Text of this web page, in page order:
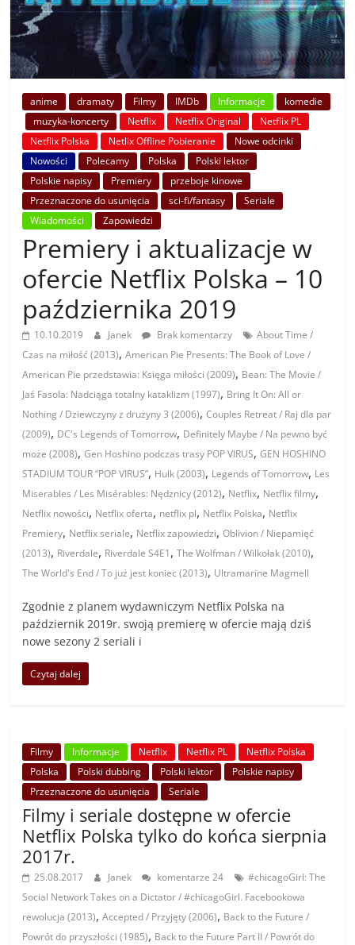
anime dramaty Filmy IMDb Informacje
komedie
muzyka-koncerty
Netflix Netflix Original
Netflix PL
Netflix Polska
Netlix Offline Pobieranie
Nowe odcinki
Nowości
Polecamy Polska
Polski lektor
Polskie napisy
Premiery
przeboje kinowe
Przeznaczone do usunięcia
sci-fi/fantasy
Seriale
Wiadomości
Zapowiedzi
Premiery i aktualizacje w
ofercie Netflix Polska – 10
października 2019
10.10.2019 Janek Brak komentarzy
About Time /
Czas na miłość (2013),American Pie Presents: The Book of Love /
American Pie przedstawia: Księga miłości (2009), Bean: The Movie /
Jaś Fasola: Nadciąga totalny kataklizm (1997), Bring It On: All or
Nothing / Dziewczyny z drużyny 3 (2006),Couples Retreat / Raj dla par
(2009), DC's Legends of Tomorrow, Definitely Maybe / Na pewno być
może (2008),Gen Hoshino podczas trasy POP VIRUS,GEN HOSHINO
STADIUM TOUR “POP VIRUS”, Hulk (2003), Legends of Tomorrow, Les
Miserables / Les Misérables: Nędznicy (2012), Netflix, Netflix filmy,
Netflix nowości, Netflix oferta, netflix pl, Netflix Polska, Netflix
Premiery, Netflix seriale, Netflix zapowiedzi,Oblivion / Niepamięć
(2013), Riverdale, Riverdale S4E1,The Wolfman / Wilkołak (2010),
The World's End / To już jest koniec (2013), Ultramarine Magmell
Zgodnie z planem wydawniczym Netflix Polska na
październik 2019r. swoją premierę w ofercie mają dziś
nowe sezony 2 seriali i
Czytaj dalej
Filmy Informacje Netflix Netflix PL
Netflix Polska
Polska
Polski dubbing Polski lektor
Polskie napisy
Przeznaczone do usunięcia
Seriale
Filmy i seriale dostępne w ofercie
Netflix Polska tylko do końca sierpnia
2017r.
25.08.2017 Janek komentarze 24
#chicagoGirl: The
Social Network Takes on a Dictator / #chicagoGirl. Facebookowa
rewolucja (2013),Accepted / Przyjęty (2006), Back to the Future /
Powrót do przyszłości (1985), Back to the Future Part II / Powrót do